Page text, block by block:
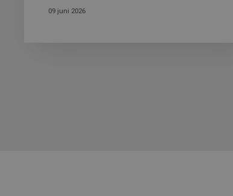
09 juni 2026